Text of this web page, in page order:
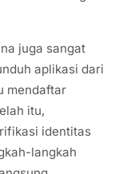
juga sangat
aplikasi dari
mendaftar
itu,
identitas
langkah